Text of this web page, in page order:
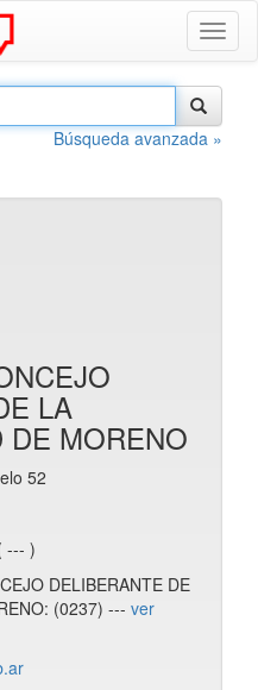
Búsqueda avanzada »
LA
DE MORENO
52
--- )
DELIBERANTE DE
(0237) --- ver